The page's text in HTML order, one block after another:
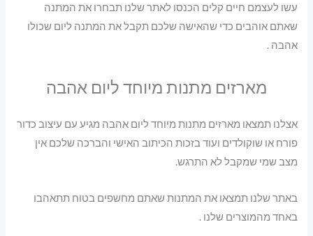
עשו לעצמם חיים קלים הכנסו לאתר שלנו תבחרו את המתנה
שאתם אוהבים כדי שהאישה שלכם תקבל את המתנה ליום שכולו
אהבה .
מארזים מתנות מיוחד ליום אהבה
אצלנו תמצאו מארזים מתנות מיוחד ליום אהבה מגיע עם עיצוב כדור
פורח או שוקולדים ועוד בזכות הכיתוב האישי והברכה שלכם אין
מצב שמי שמקבל לא התרגש.
באתר שלנו תמצאו את המתנות שאתם מחשפים בטוח תתאהבו
באחד מהמוצרים שלנו .